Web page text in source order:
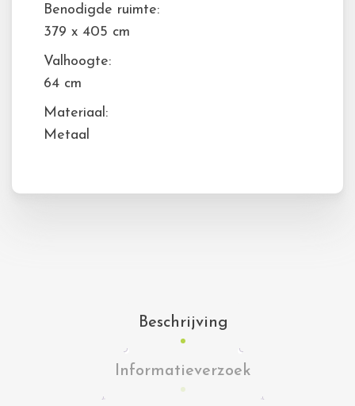
Benodigde ruimte:
379 x 405 cm
Valhoogte:
64 cm
Materiaal:
Metaal
Beschrijving
Informatieverzoek